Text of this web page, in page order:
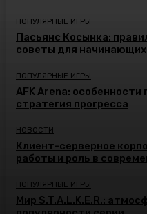
ПОПУЛЯРНЫЕ ИГРЫ
Пасьянс Косынка:
советы для начинающих
ПОПУЛЯРНЫЕ ИГРЫ
AFK Arena: особенности
стратегия прогресса
НОВОСТИ
Клиент-серверное
работы и роль в
ПОПУЛЯРНЫЕ ИГРЫ
Мир S.T.A.L.K.E.R.: